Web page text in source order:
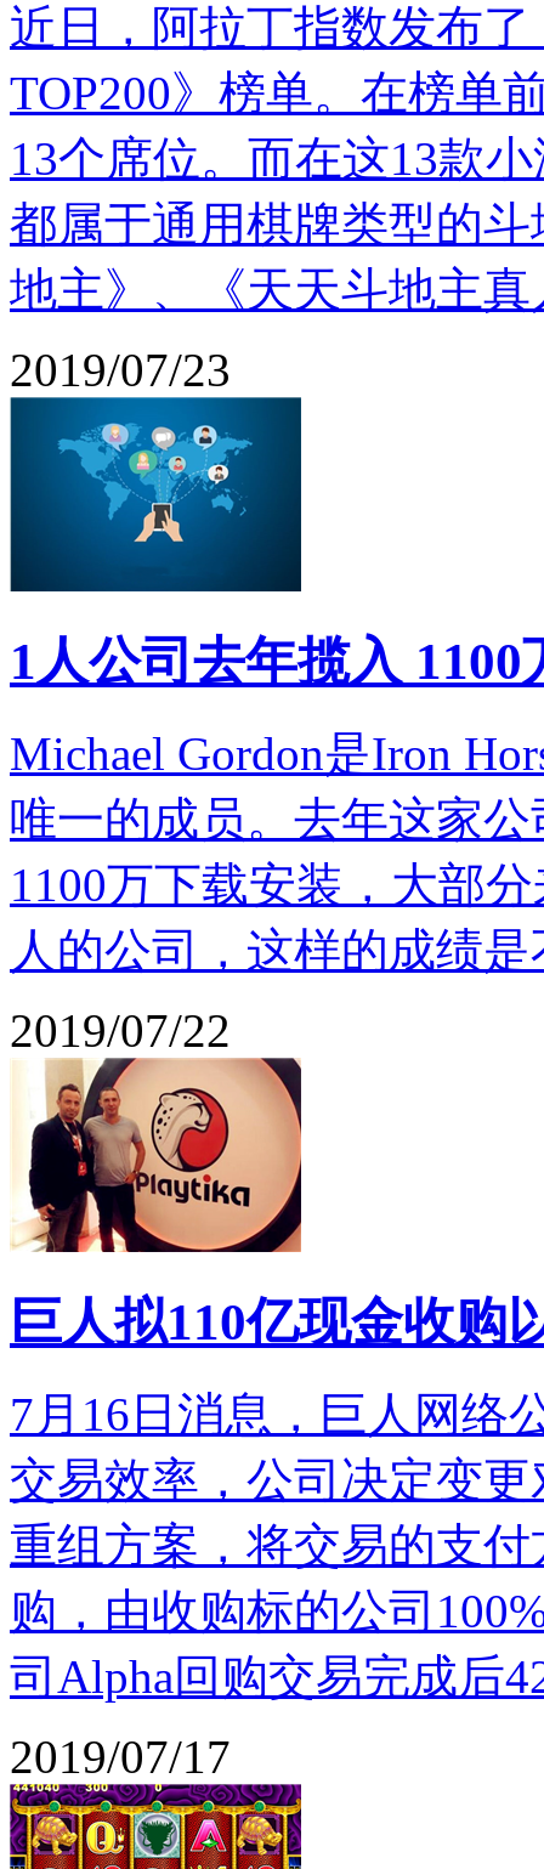
近日，阿拉丁指数发布
TOP200》榜单。在榜单
13个席位。而在这13款
都属于通用棋牌类型的
地主》、《天天斗地主
2019/07/23
1人公司去年揽入
Michael Gordon是Iron
唯一的成员。去年这家
1100万下载安装，大部
人的公司，这样的成绩
2019/07/22
巨人拟110亿现金收购
7月16日消息，巨人网络
交易效率，公司决定变
重组方案，将交易的支
购，由收购标的公司
司Alpha回购交易完成后
2019/07/17